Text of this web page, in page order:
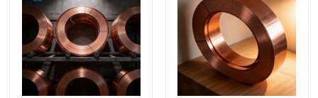
Hakkımızda
Fabrika turu